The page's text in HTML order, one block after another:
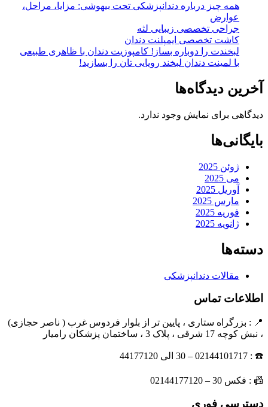
همه چیز درباره دندانپزشکی تحت بیهوشی: مزایا، مراحل،
عوارض
جراحی تخصصی زیبایی لثه
کاشت تخصصی ایمپلنت دندان
لبخندت را دوباره بساز! کامپوزیت دندان با ظاهری طبیعی
با لمینت دندان لبخند رویایی‌ تان را بسازید!
آخرین دیدگاه‌ها
دیدگاهی برای نمایش وجود ندارد.
بایگانی‌ها
ژوئن 2025
می 2025
آوریل 2025
مارس 2025
فوریه 2025
ژانویه 2025
دسته‌ها
مقالات دندانپزشکی
اطلاعات تماس
📍 : بزرگراه ستاری ، پایین تر از بلوار فردوس غرب ( ناصر حجازی)
، نبش کوچه 17 شرقی ، پلاک 3 ، ساختمان پزشکان رامیار
☎️ : 02144101717 – 30 الی 44177120
📠 : فکس 30 – 02144177120
دسترسی فوری